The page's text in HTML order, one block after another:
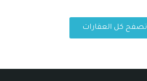
تصفح كل العقارات